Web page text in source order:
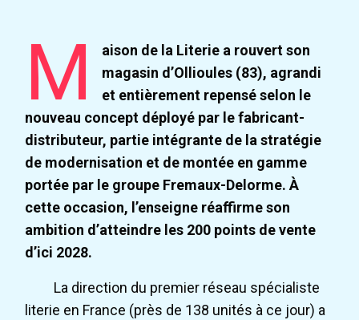
M
aison de la Literie a rouvert son
magasin d’Ollioules (83), agrandi
et entièrement repensé selon le
nouveau concept déployé par le fabricant-
distributeur, partie intégrante de la stratégie
de modernisation et de montée en gamme
portée par le groupe Fremaux-Delorme. À
cette occasion, l’enseigne réaffirme son
ambition d’atteindre les 200 points de vente
d’ici 2028.
La direction du premier réseau spécialiste
literie en France (près de 138 unités à ce jour) a